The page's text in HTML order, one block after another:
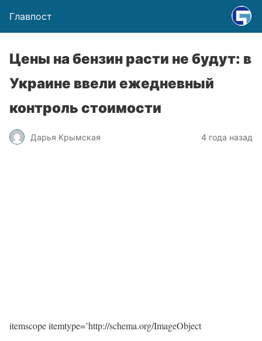
Главпост
Цены на бензин расти не будут: в
Украине ввели ежедневный
контроль стоимости
Дарья Крымская 4 года назад
itemscope itemtype=’http://schema.org/ImageObject